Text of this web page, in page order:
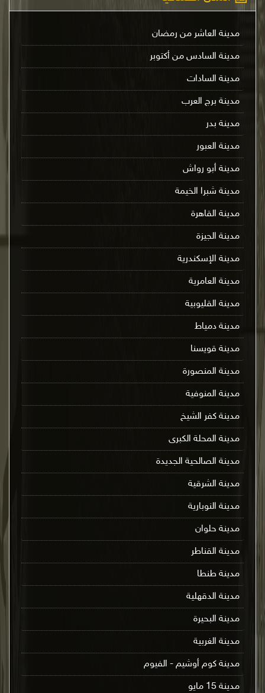
مدينة العاشر من رمضان
مدينة السادس من أكتوبر
مدينة السادات
مدينة برج العرب
مدينة بدر
مدينة العبور
مدينة أبو رواش
مدينة شبرا الخيمة
مدينة القاهرة
مدينة الجيزة
مدينة الإسكندرية
مدينة العامرية
مدينة القليوبية
مدينة دمياط
مدينة قويسنا
مدينة المنصورة
مدينة المنوفية
مدينة كفر الشيخ
مدينة المحلة الكبرى
مدينة الصالحية الجديدة
مدينة الشرقية
مدينة النوبارية
مدينة حلوان
مدينة القناطر
مدينة طنطا
مدينة الدقهلية
مدينة البحيرة
مدينة الغربية
مدينة كوم أوشيم - الفيوم
مدينة 15 مايو